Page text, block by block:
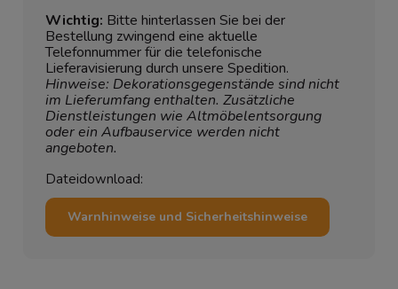
Wichtig: Bitte hinterlassen Sie bei der
Bestellung zwingend eine aktuelle
Telefonnummer für die telefonische
Lieferavisierung durch unsere Spedition.
Hinweise: Dekorationsgegenstände sind nicht
im Lieferumfang enthalten. Zusätzliche
Dienstleistungen wie Altmöbelentsorgung
oder ein Aufbauservice werden nicht
angeboten.
Dateidownload:
Warnhinweise und Sicherheitshinweise